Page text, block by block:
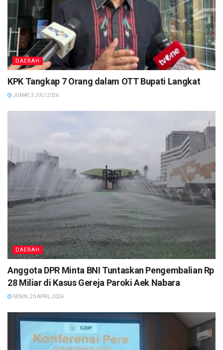
DAERAH
KPK Tangkap 7 Orang dalam OTT Bupati Langkat
JUMAT, 3 JULI 2026
DAERAH
Anggota DPR Minta BNI Tuntaskan Pengembalian Rp
28 Miliar di Kasus Gereja Paroki Aek Nabara
SENIN, 20 APRIL 2026